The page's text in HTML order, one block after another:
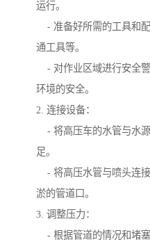
运行。
- 准备好所需的工具和
通工具等。
- 对作业区域进行安全
环境的安全。
2. 连接设备：
- 将高压车的水管与水
足。
- 将高压水管与喷头连
淤的管道口。
3. 调整压力：
- 根据管道的情况和堵